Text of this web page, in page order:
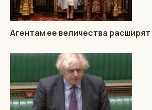
Агентам ее величества